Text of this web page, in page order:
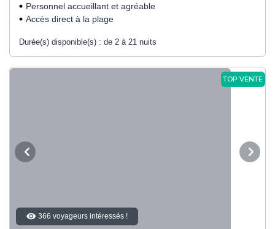
Personnel accueillant et agréable
Accès direct à la plage
Durée(s) disponible(s) : de 2 à 21 nuits
TOP VENTE
366 voyageurs intéressés !